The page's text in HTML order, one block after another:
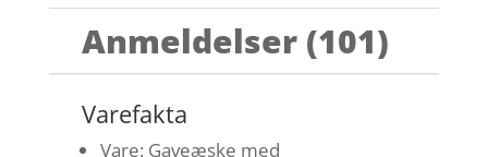
Anmeldelser (101)
Varefakta
Vare: Gaveæske med